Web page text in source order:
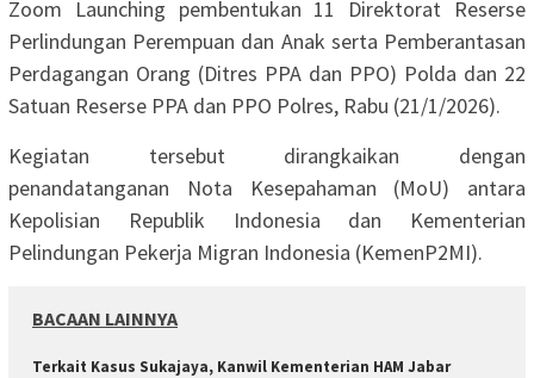
Zoom Launching pembentukan 11 Direktorat Reserse
Perlindungan Perempuan dan Anak serta Pemberantasan
Perdagangan Orang (Ditres PPA dan PPO) Polda dan 22
Satuan Reserse PPA dan PPO Polres, Rabu (21/1/2026).
Kegiatan tersebut dirangkaikan dengan
penandatanganan Nota Kesepahaman (MoU) antara
Kepolisian Republik Indonesia dan Kementerian
Pelindungan Pekerja Migran Indonesia (KemenP2MI).
BACAAN LAINNYA
‎Terkait Kasus Sukajaya, Kanwil Kementerian HAM Jabar